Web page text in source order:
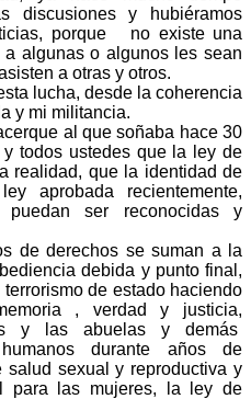
discusiones y hubiéramos
porque no existe una
algunas o algunos les sean
a otras y otros.
lucha, desde la coherencia
y mi militancia.
al que soñaba hace 30
todos ustedes que la ley de
realidad, que la identidad de
aprobada recientemente,
ser reconocidas y
de derechos se suman a la
debida y punto final,
de estado haciendo
, verdad y justicia,
y las abuelas y demás
durante años de
sexual y reproductiva y
para las mujeres, la ley de